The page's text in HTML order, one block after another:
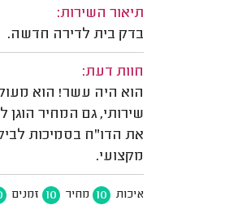
תיאור השירות:
בדק בית לדירה חדשה.
חוות דעת:
הוא היה עשר! הוא
שירותי, גם המחיר
את הדו"ח בסמיכות
מקצועי.
איכות 10 מחיר 10 זמנים